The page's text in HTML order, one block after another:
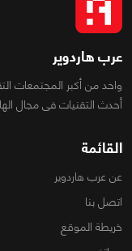
عرب هاردوير
واحد من أكبر المجتمعات
أحدث التقنيات فى مجال
القائمة
عن عرب هاردوير
اتصل بنا
خريطة الموقع